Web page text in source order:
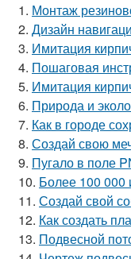
1. Монтаж
2. Дизайн
3. Имитация
4. Пошаговая
5. Имитация
6. Природа и
7. Как в городе
8. Создай свою
9. Пугало в поле
10. Более 100 000
11. Создай свой
12. Как создать
13. Подвесной